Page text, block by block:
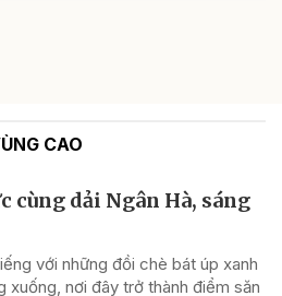
CAO
cùng dải Ngân Hà, sáng
với những đồi chè bát úp xanh
xuống, nơi đây trở thành điểm săn